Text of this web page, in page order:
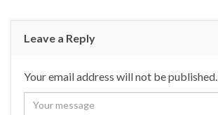
Leave a Reply
Your email address will not be published.